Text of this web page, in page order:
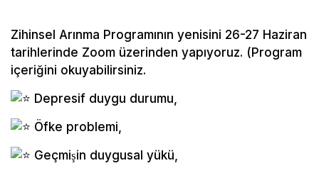
Zihinsel Arınma Programının yenisini 26-27 Haziran
tarihlerinde Zoom üzerinden yapıyoruz. (Program
içeriğini okuyabilirsiniz.
Depresif duygu durumu,
Öfke problemi,
Geçmişin duygusal yükü,